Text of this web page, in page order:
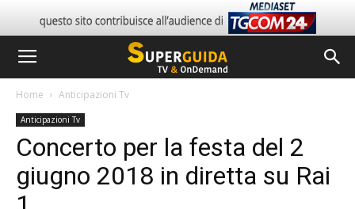
Home Anticipazioni Tv
Anticipazioni Tv
Concerto per la festa del 2
giugno 2018 in diretta su Rai